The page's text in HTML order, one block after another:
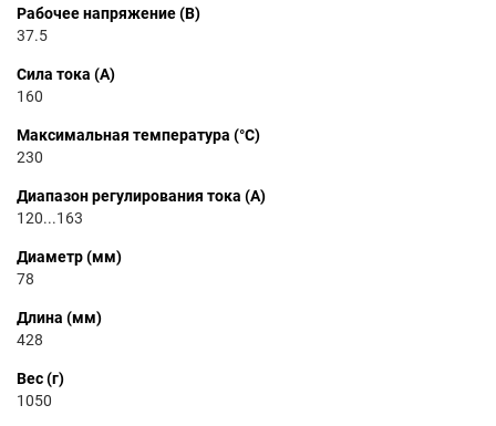
Рабочее напряжение (В)
37.5
Сила тока (А)
160
Максимальная температура (°C)
230
Диапазон регулирования тока (А)
120...163
Диаметр (мм)
78
Длина (мм)
428
Вес (г)
1050